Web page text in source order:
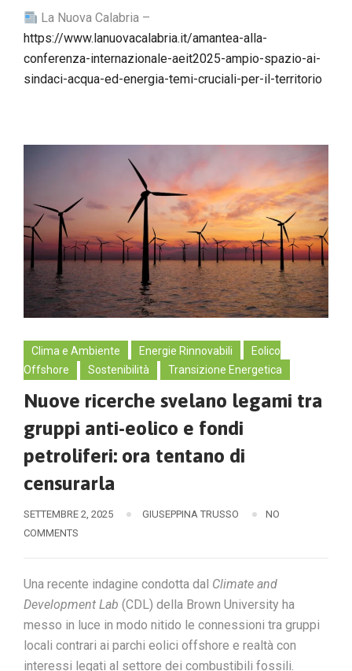
La Nuova Calabria –
https://www.lanuovacalabria.it/amantea-alla-
conferenza-internazionale-aeit2025-ampio-spazio-ai-
sindaci-acqua-ed-energia-temi-cruciali-per-il-territorio
Clima e Ambiente Energie Rinnovabili
Eolico
Offshore
Sostenibilità Transizione Energetica
Nuove ricerche svelano legami tra
gruppi anti-eolico e fondi
petroliferi: ora tentano di
censurarla
SETTEMBRE 2, 2025 GIUSEPPINA TRUSSO
NO
COMMENTS
Una recente indagine condotta dal Climate and
Development Lab (CDL) della Brown University ha
messo in luce in modo nitido le connessioni tra gruppi
locali contrari ai parchi eolici offshore e realtà con
interessi legati al settore dei combustibili fossili.